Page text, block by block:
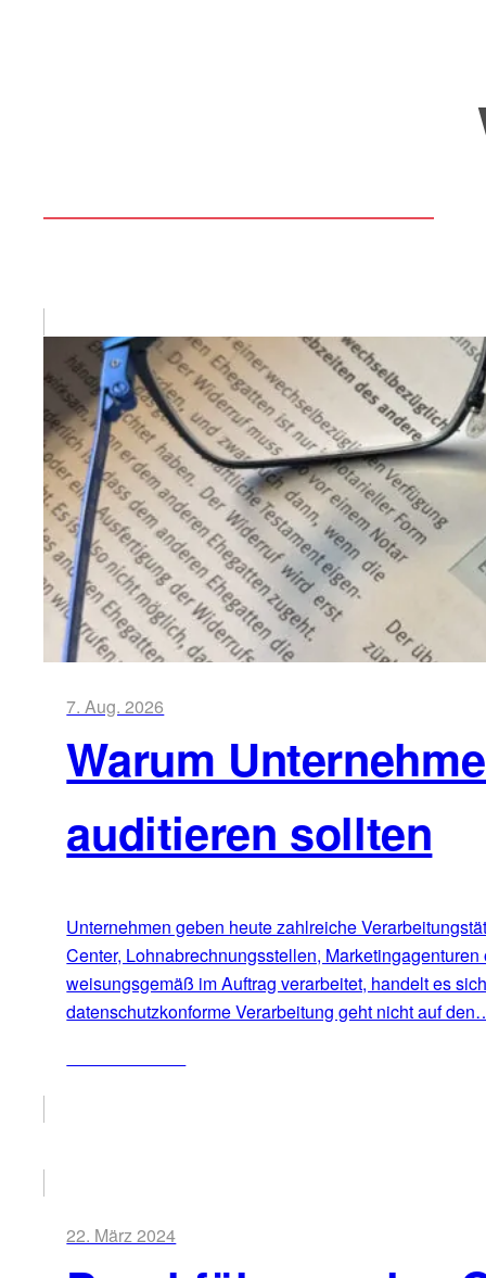
7. Aug. 2026
Warum
auditieren sollten
Unternehmen geben heute zahlreiche
Center, Lohnabrechnungsstellen,
weisungsgemäß im Auftrag verarbeitet, handelt es
datenschutzkonforme Verarbeitung geht nicht auf
22. März 2024